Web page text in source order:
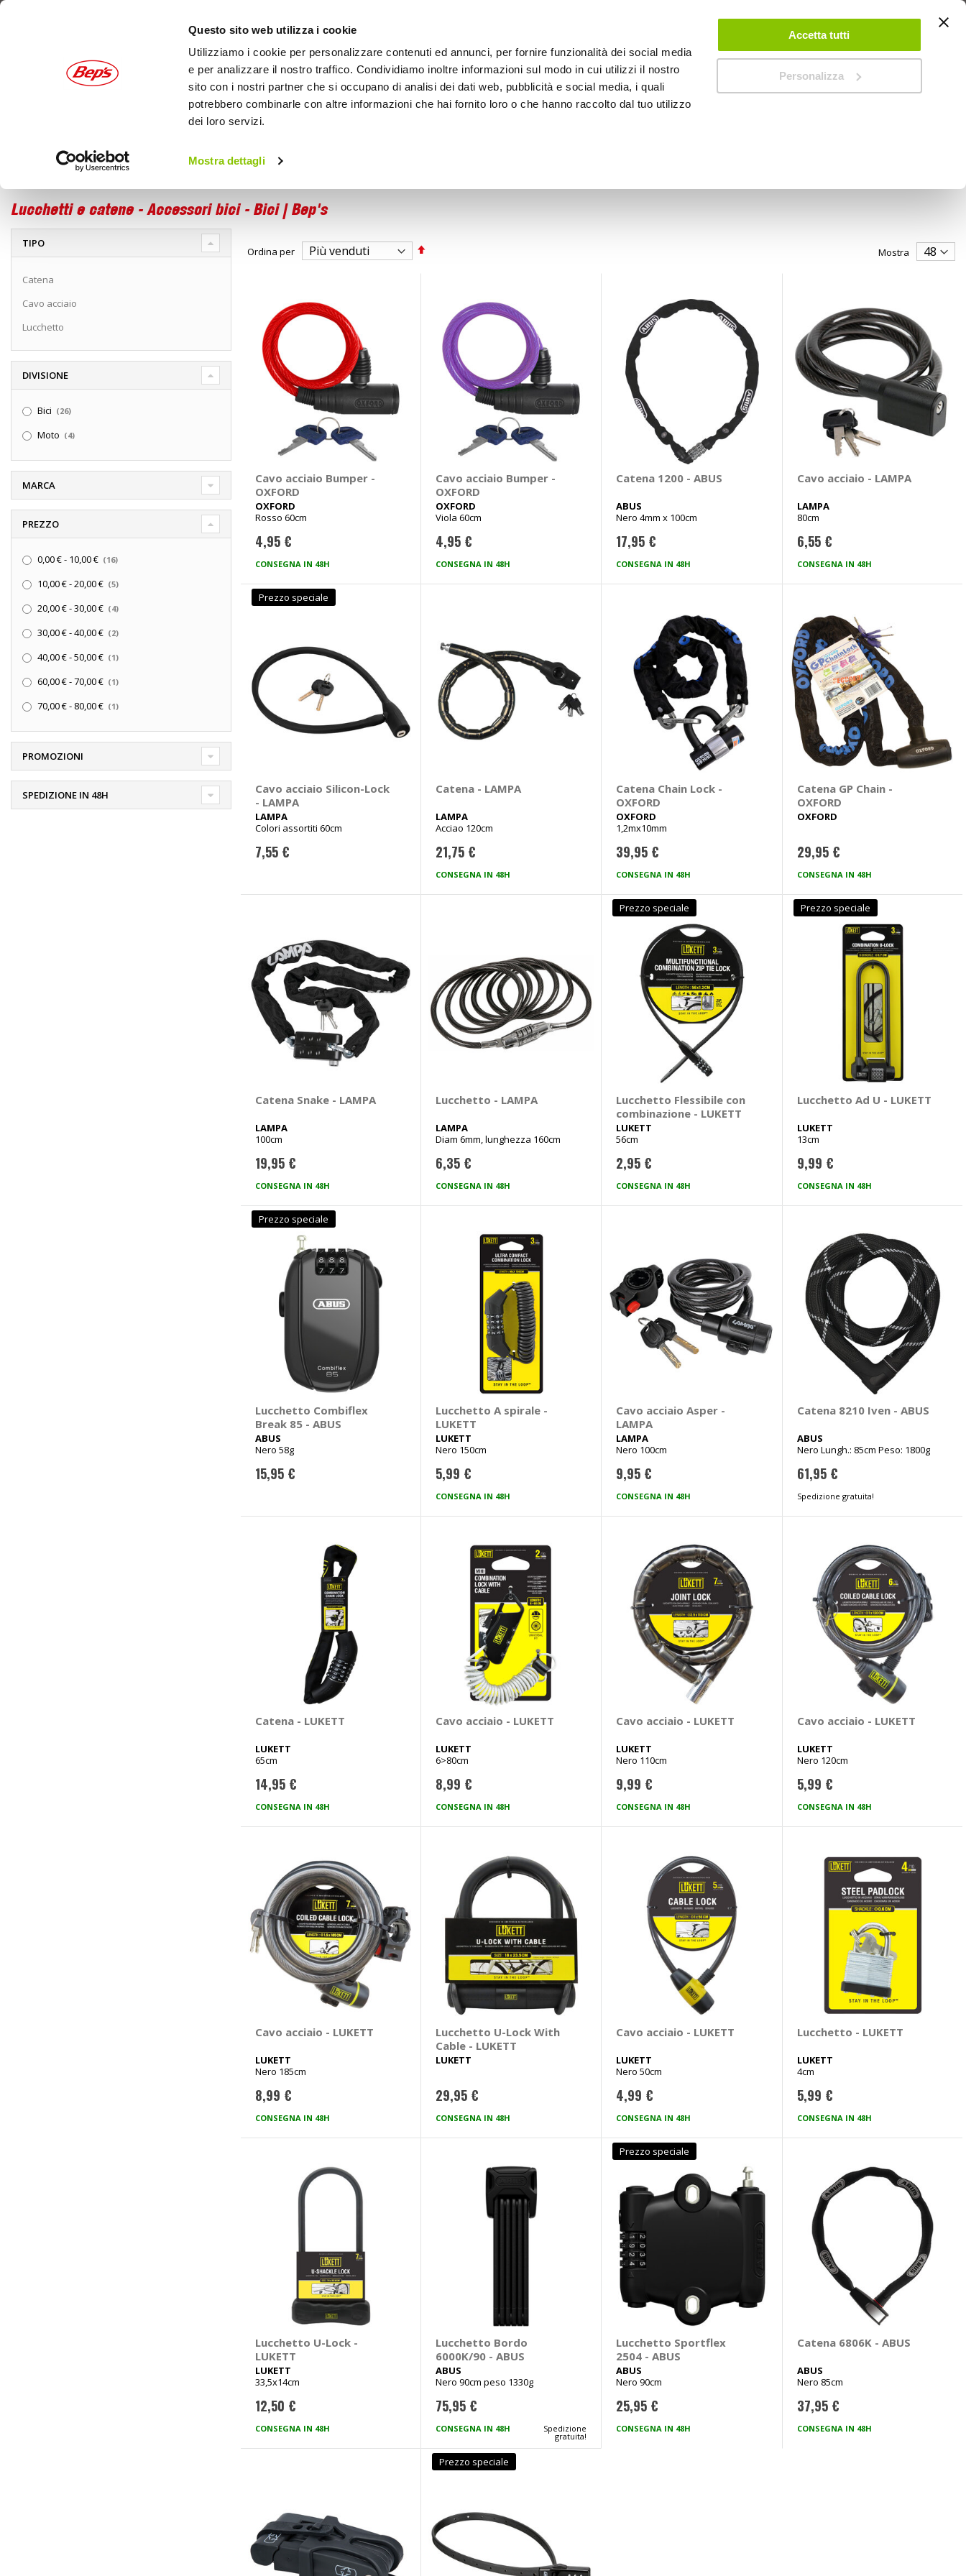
Questo sito web utilizza i cookie
Utilizziamo i cookie per personalizzare contenuti ed annunci, per fornire funzionalità dei social media
e per analizzare il nostro traffico. Condividiamo inoltre informazioni sul modo in cui utilizzi il nostro
sito con i nostri partner che si occupano di analisi dei dati web, pubblicità e social media, i quali
potrebbero combinarle con altre informazioni che hai fornito loro o che hanno raccolto dal tuo utilizzo
dei loro servizi.
Mostra dettagli
Accetta tutti
Personalizza
CONTATTACI NEGOZI IL MIO NEGOZIO
Lucchetti e catene - Accessori bici - Bici | Bep's
Ordina per
Imposta
Mostra
Cavo acciaio Bumper -
OXFORD
OXFORD
Rosso 60cm
4,95 €
CONSEGNA IN 48H
Cavo acciaio Bumper -
OXFORD
OXFORD
Viola 60cm
4,95 €
CONSEGNA IN 48H
Catena 1200 - ABUS
ABUS
Nero 4mm x 100cm
17,95 €
CONSEGNA IN 48H
Cavo acciaio - LAMPA
LAMPA
80cm
6,55 €
CONSEGNA IN 48H
Prezzo speciale
Cavo acciaio Silicon-Lock
- LAMPA
LAMPA
Colori assortiti 60cm
7,55 €
Catena - LAMPA
LAMPA
Acciao 120cm
21,75 €
CONSEGNA IN 48H
Catena Chain Lock -
OXFORD
OXFORD
1,2mx10mm
39,95 €
CONSEGNA IN 48H
Catena GP Chain -
OXFORD
OXFORD
29,95 €
CONSEGNA IN 48H
Catena Snake - LAMPA
LAMPA
100cm
19,95 €
CONSEGNA IN 48H
Lucchetto - LAMPA
LAMPA
Diam 6mm, lunghezza 160cm
6,35 €
CONSEGNA IN 48H
Prezzo speciale
Lucchetto Flessibile con
combinazione - LUKETT
LUKETT
56cm
2,95 €
CONSEGNA IN 48H
Prezzo speciale
Lucchetto Ad U - LUKETT
LUKETT
13cm
9,99 €
CONSEGNA IN 48H
Prezzo speciale
Lucchetto Combiflex
Break 85 - ABUS
ABUS
Nero 58g
15,95 €
Lucchetto A spirale -
LUKETT
LUKETT
Nero 150cm
5,99 €
CONSEGNA IN 48H
Cavo acciaio Asper -
LAMPA
LAMPA
Nero 100cm
9,95 €
CONSEGNA IN 48H
Catena 8210 Iven - ABUS
ABUS
Nero Lungh.: 85cm Peso: 1800g
61,95 €
Spedizione gratuita!
Catena - LUKETT
LUKETT
65cm
14,95 €
CONSEGNA IN 48H
Cavo acciaio - LUKETT
LUKETT
6>80cm
8,99 €
CONSEGNA IN 48H
Cavo acciaio - LUKETT
LUKETT
Nero 110cm
9,99 €
CONSEGNA IN 48H
Cavo acciaio - LUKETT
LUKETT
Nero 120cm
5,99 €
CONSEGNA IN 48H
Cavo acciaio - LUKETT
LUKETT
Nero 185cm
8,99 €
CONSEGNA IN 48H
Lucchetto U-Lock With
Cable - LUKETT
LUKETT
29,95 €
CONSEGNA IN 48H
Cavo acciaio - LUKETT
LUKETT
Nero 50cm
4,99 €
CONSEGNA IN 48H
Lucchetto - LUKETT
LUKETT
4cm
5,99 €
CONSEGNA IN 48H
Lucchetto U-Lock -
LUKETT
LUKETT
33,5x14cm
12,50 €
CONSEGNA IN 48H
Lucchetto Bordo
6000K/90 - ABUS
ABUS
Nero 90cm peso 1330g
75,95 €
CONSEGNA IN 48H Spedizione
gratuita!
Prezzo speciale
Lucchetto Sportflex
2504 - ABUS
ABUS
Nero 90cm
25,95 €
CONSEGNA IN 48H
Catena 6806K - ABUS
ABUS
Nero 85cm
37,95 €
CONSEGNA IN 48H
Prezzo speciale
TIPO
Catena
Cavo acciaio
Lucchetto
DIVISIONE
Bici 26
Moto 4
MARCA
PREZZO
0,00 €- 10,00 € 16
10,00 €-20,00 € 5
20,00 €-30,00 € 4
30,00 €-40,00 € 2
40,00 €-50,00 € 1
60,00 €-70,00 € 1
70,00 €- 80,00 € 1
PROMOZIONI
SPEDIZIONE IN 48H